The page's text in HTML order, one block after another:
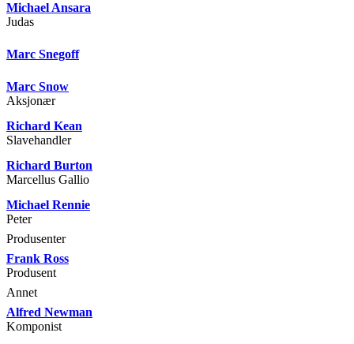
Michael Ansara
Judas
Marc Snegoff
Marc Snow
Aksjonær
Richard Kean
Slavehandler
Richard Burton
Marcellus Gallio
Michael Rennie
Peter
Produsenter
Frank Ross
Produsent
Annet
Alfred Newman
Komponist